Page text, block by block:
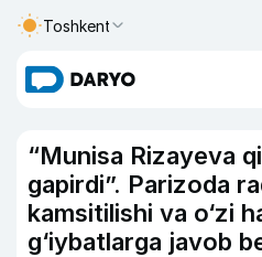
Toshkent
“Munisa Rizayeva
gapirdi”. Parizoda
kamsitilishi va o‘zi
g‘iybatlarga javob